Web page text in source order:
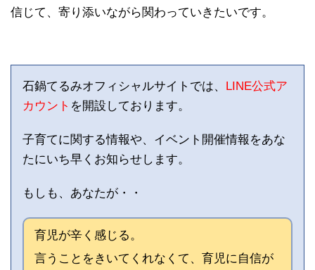
信じて、寄り添いながら関わっていきたいです。
石鍋てるみオフィシャルサイトでは、 LINE公式ア
カウント を開設しております。
子育てに関する情報や、イベント開催情報をあな
たにいち早くお知らせします。
もしも、あなたが・・
育児が辛く感じる。
言うことをきいてくれなくて、育児に自信が